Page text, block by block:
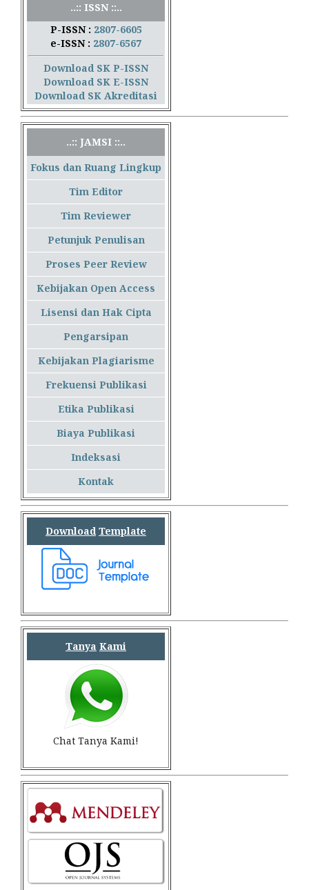
..:: ISSN ::..
P-ISSN : 2807-6605
e-ISSN : 2807-6567
Download SK P-ISSN
Download SK E-ISSN
Download SK Akreditasi
..:: JAMSI ::..
Fokus dan Ruang Lingkup
Tim Editor
Tim Reviewer
Petunjuk Penulisan
Proses Peer Review
Kebijakan Open Access
Lisensi dan Hak Cipta
Pengarsipan
Kebijakan Plagiarisme
Frekuensi Publikasi
Etika Publikasi
Biaya Publikasi
Indeksasi
Kontak
Download Template
Tanya Kami
Chat Tanya Kami!